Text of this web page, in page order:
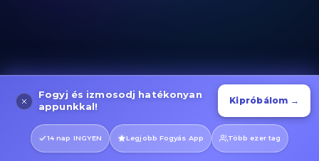
Futás és Sprint Gyakorlatok
Fogyj és izmosodj hatékonyan
appunkkal!
Kipróbálom →
14 nap INGYEN Legjobb Fogyás App Több ezer tag